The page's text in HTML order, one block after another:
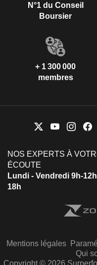
N°1 du Conseil
Boursier
+ 1 300 000
membres
NOS EXPERTS À
ÉCOUTE
Lundi - Vendredi 9h-
18h
Mentions légales
Qui
Copyright © 2026